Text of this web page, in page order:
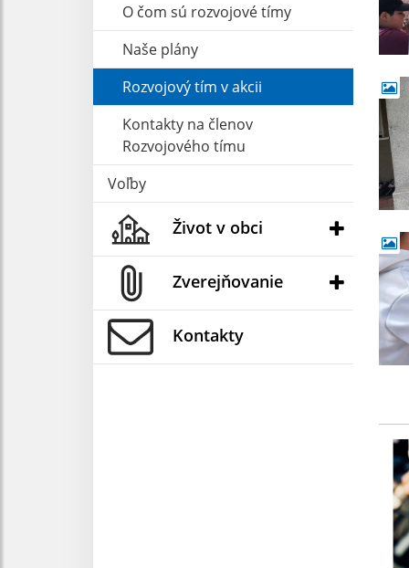
O čom sú rozvojové tímy
Naše plány
Rozvojový tím v akcii
Kontakty na členov
Rozvojového tímu
Voľby
Život v obci
Zverejňovanie
Kontakty